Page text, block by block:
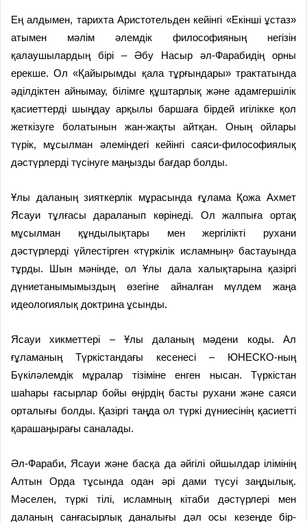
Ең алдымен, тарихта Аристотельден кейінгі «Екінші ұстаз»
атымен мәлім әлемдік философияның негізін
қалаушылардың бірі – Әбу Насыр әл-Фарабидің орны
ерекше. Ол «Қайырымды қала тұрғындары» трактатында
әділдіктен айнымау, білімге құштарлық және адамгершілік
қасиеттерді шыңдау арқылы баршаға бірдей игілікке қол
жеткізуге болатынын жан-жақты айтқан. Оның ойлары
түрік, мұсылман әлеміндегі кейінгі саяси-философиялық
дәстүрлерді түсінуге маңызды бағдар болды.
Ұлы даланың зияткерлік мұрасында ғұлама Қожа Ахмет
Ясауи тұлғасы дараланып көрінеді. Ол жалпыға ортақ
мұсылман құндылықтары мен жергілікті рухани
дәстүрлерді үйлестірген «түркілік исламның» бастауында
тұрды. Шын мәнінде, ол Ұлы дала халықтарына қазіргі
дүниетанымымыздың өзегіне айналған мүлдем жаңа
идеологиялық доктрина ұсынды.
Ясауи хикметтері – Ұлы даланың мәдени коды. Ал
ғұламаның Түркістандағы кесенесі – ЮНЕСКО-ның
Бүкіләлемдік мұралар тізіміне енген нысан. Түркістан
шаһары ғасырлар бойы өңірдің басты рухани және саяси
орталығы болды. Қазіргі таңда ол түркі дүниесінің қасиетті
қарашаңырағы саналады.
Әл-Фараби, Ясауи және басқа да әйгілі ойшылдар ілімінің
Алтын Орда тұсында одан әрі дами түсуі заңдылық.
Мәселен, түркі тілі, исламның кітаби дәстүрлері мен
даланың санғасырлық даналығы дәл осы кезеңде бір-